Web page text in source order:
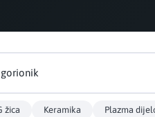
žica Keramika Plazma